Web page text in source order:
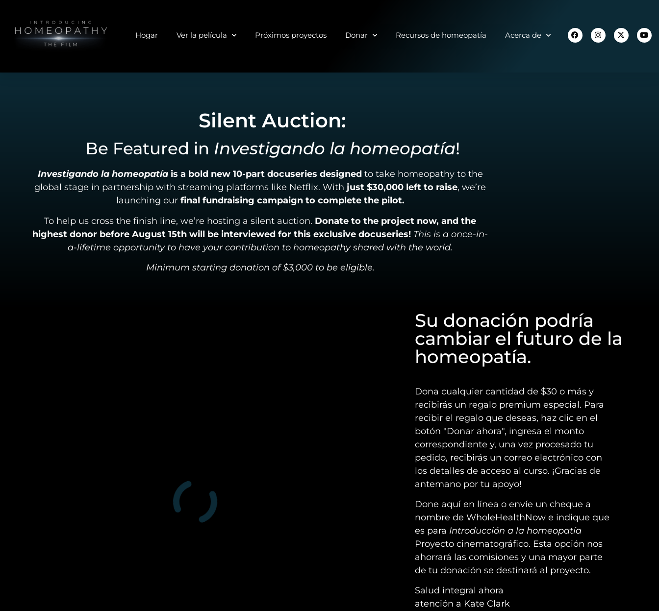
Hogar Ver la película Próximos proyectos Donar Recursos de homeopatía Acerca de
Silent Auction:
Be Featured in Investigando la homeopatía!
Investigando la homeopatíais a bold new 10-part docuseries designed to take homeopathy to the
global stage in partnership with streaming platforms like Netflix. With just $30,000 left to raise, we’re
launching our final fundraising campaign to complete the pilot.
To help us cross the finish line, we’re hosting a silent auction. Donate to the project now, and the
highest donor before August 15th will be interviewed for this exclusive docuseries! This is a once-in-
a-lifetime opportunity to have your contribution to homeopathy shared with the world.
Minimum starting donation of $3,000 to be eligible.
Su donación podría
cambiar el futuro de la
homeopatía.
Dona cualquier cantidad de $30 o más y
recibirás un regalo premium especial. Para
recibir el regalo que deseas, haz clic en el
botón "Donar ahora", ingresa el monto
correspondiente y, una vez procesado tu
pedido, recibirás un correo electrónico con
los detalles de acceso al curso. ¡Gracias de
antemano por tu apoyo!
Done aquí en línea o envíe un cheque a
nombre de WholeHealthNow e indique que
es para Introducción a la homeopatía
Proyecto cinematográfico. Esta opción nos
ahorrará las comisiones y una mayor parte
de tu donación se destinará al proyecto.
Salud integral ahora
atención a Kate Clark